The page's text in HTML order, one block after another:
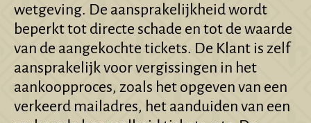
wetgeving. De aansprakelijkheid wordt
beperkt tot directe schade en tot de waarde
van de aangekochte tickets. De Klant is zelf
aansprakelijk voor vergissingen in het
aankoopproces, zoals het opgeven van een
verkeerd mailadres, het aanduiden van een